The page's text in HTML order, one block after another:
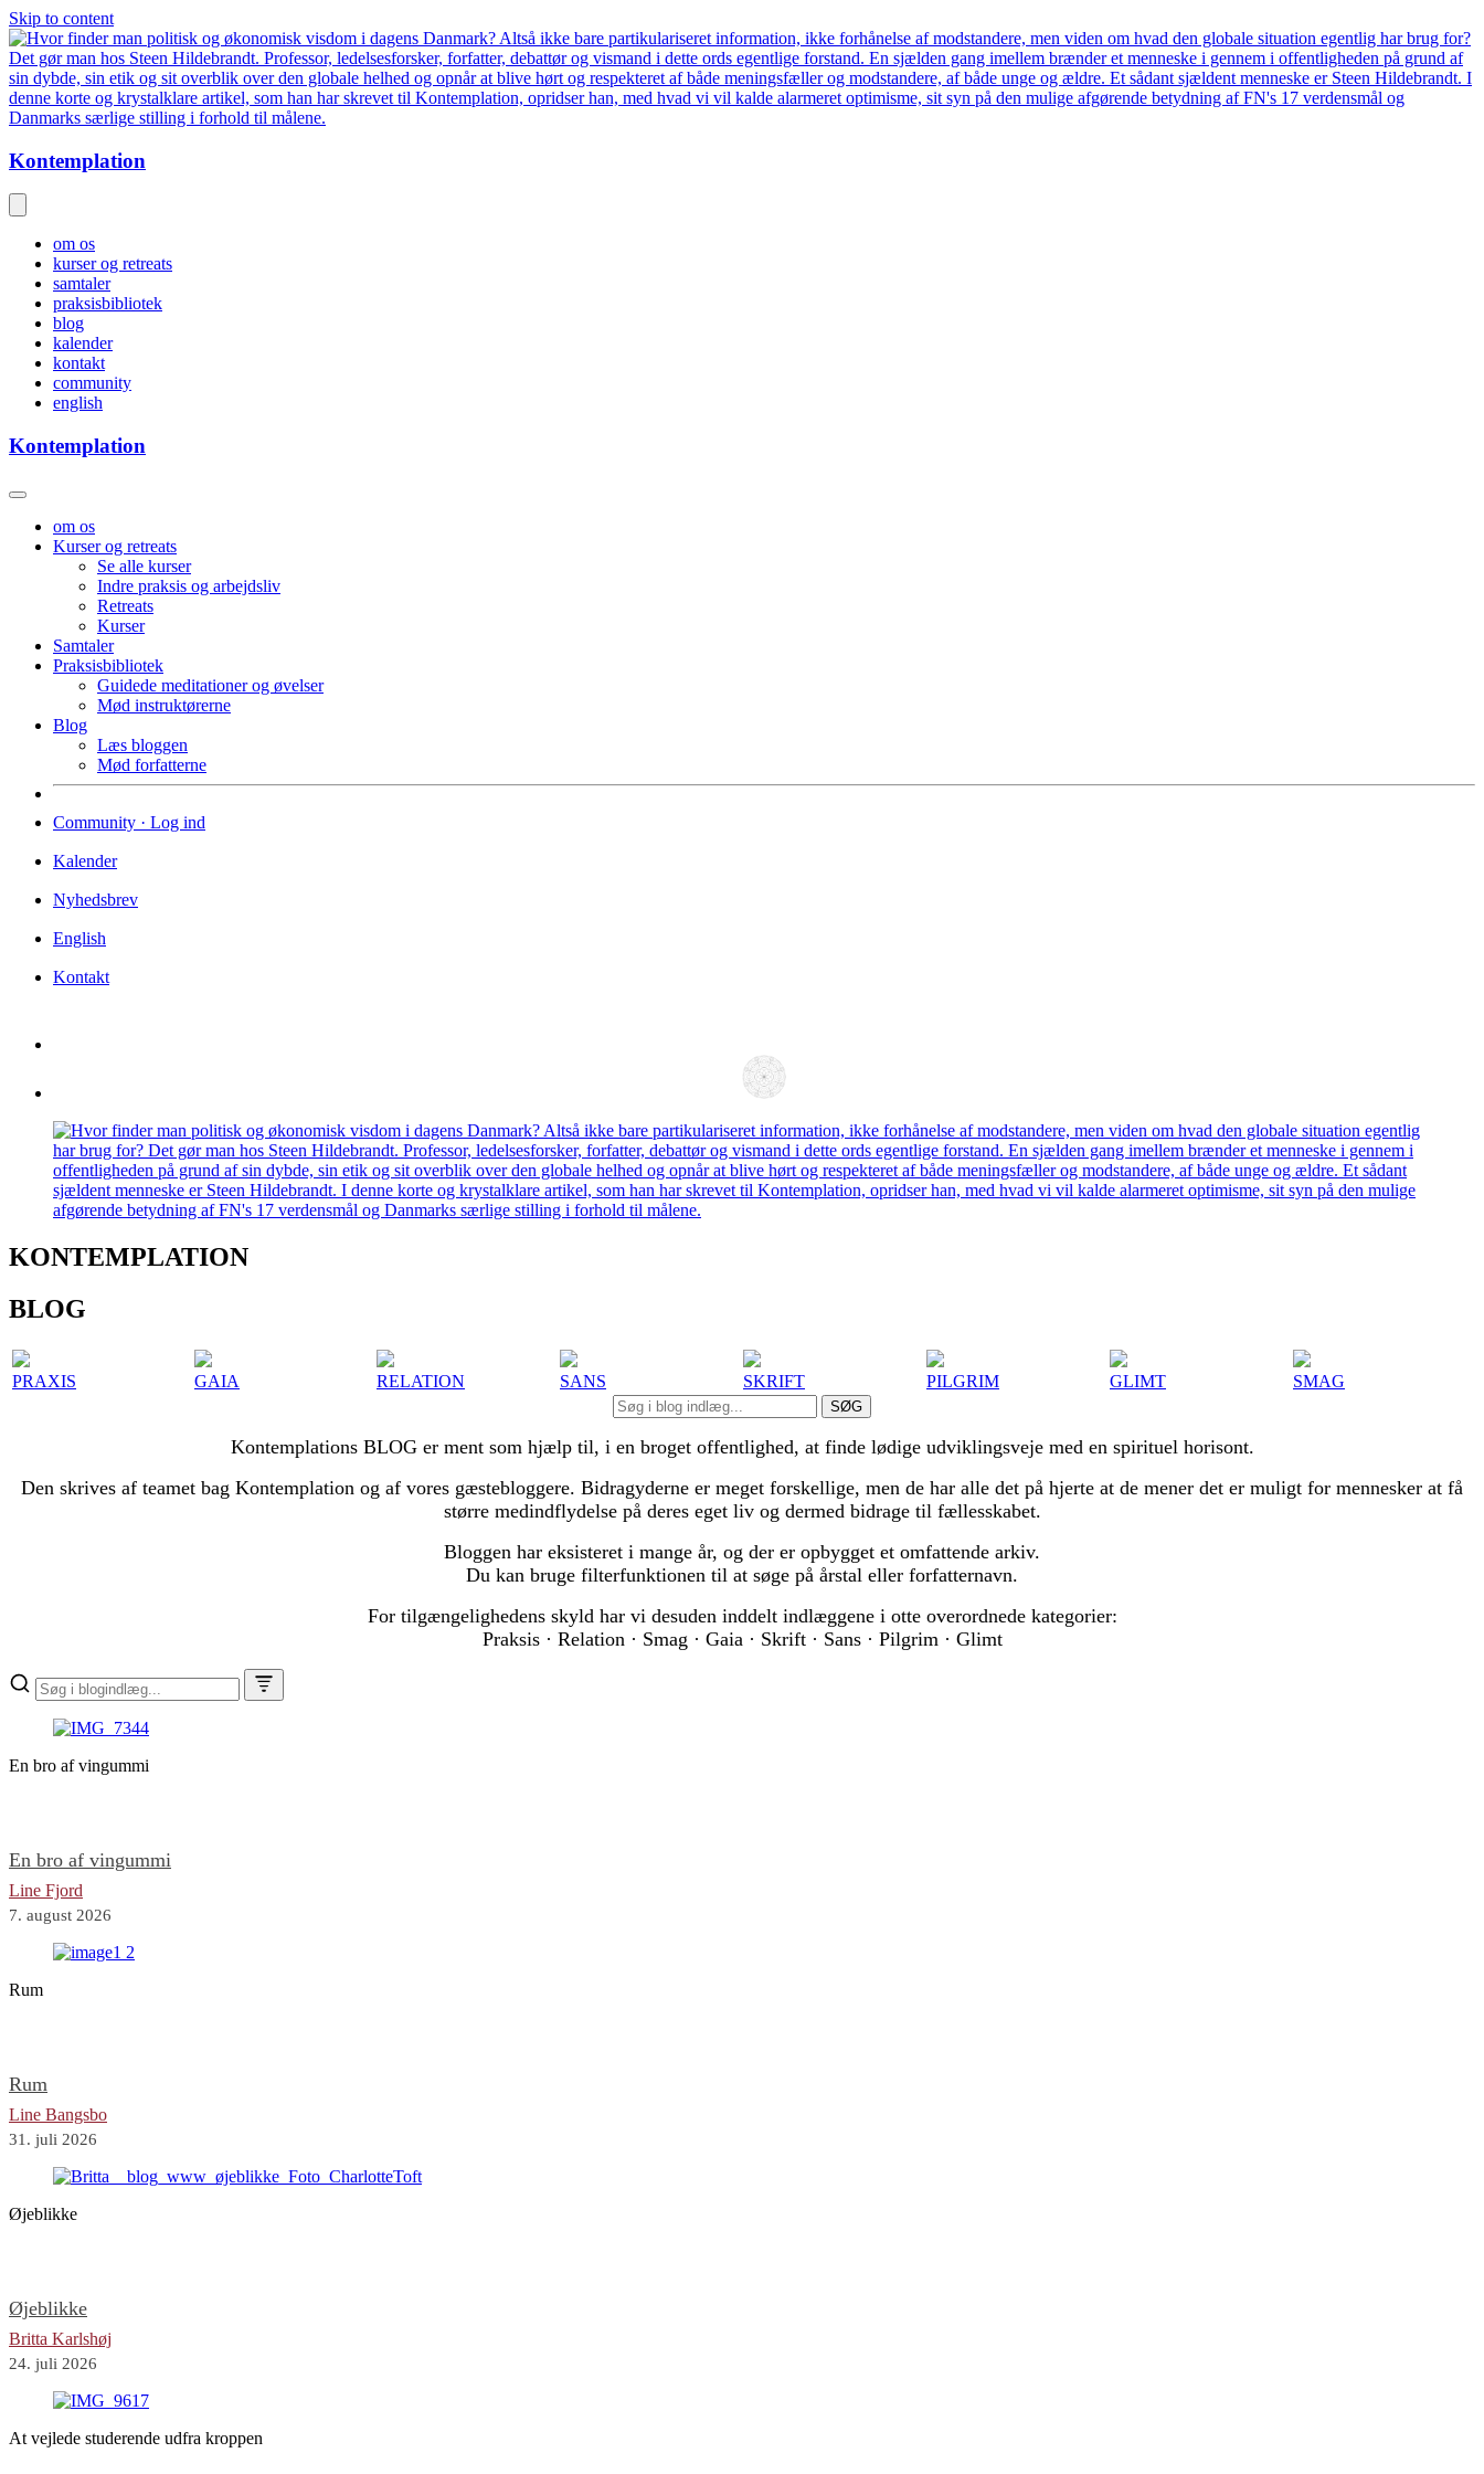
Skip to content
Kontemplation
om os
kurser og retreats
samtaler
praksisbibliotek
blog
kalender
kontakt
community
english
Kontemplation
om os
Kurser og retreats
Se alle kurser
Indre praksis og arbejdsliv
Retreats
Kurser
Samtaler
Praksisbibliotek
Guidede meditationer og øvelser
Mød instruktørerne
Blog
Læs bloggen
Mød forfatterne
Community · Log ind
Kalender
Nyhedsbrev
English
Kontakt
KONTEMPLATION
BLOG
PRAXIS GAIA RELATION SANS SKRIFT PILGRIM GLIMT SMAG
SØG
Kontemplations BLOG er ment som hjælp til, i en broget offentlighed, at finde lødige udviklingsveje med en spirituel horisont.
Den skrives af teamet bag Kontemplation og af vores gæstebloggere. Bidragyderne er meget forskellige, men de har alle det på hjerte at de mener det er muligt for mennesker at få
større medindflydelse på deres eget liv og dermed bidrage til fællesskabet.
Bloggen har eksisteret i mange år, og der er opbygget et omfattende arkiv.
Du kan bruge filterfunktionen til at søge på årstal eller forfatternavn.
For tilgængelighedens skyld har vi desuden inddelt indlæggene i otte overordnede kategorier:
Praksis · Relation · Smag · Gaia · Skrift · Sans · Pilgrim · Glimt
En bro af vingummi
En bro af vingummi
Line Fjord
7. august 2026
Rum
Rum
Line Bangsbo
31. juli 2026
Øjeblikke
Øjeblikke
Britta Karlshøj
24. juli 2026
At vejlede studerende udfra kroppen